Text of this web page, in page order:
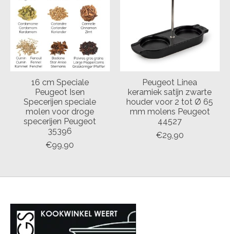
16 cm Speciale
Peugeot Isen
Specerijen speciale
molen voor droge
specerijen Peugeot
35396
€99,90
Peugeot Linea
keramiek satijn zwarte
houder voor 2 tot Ø 65
mm molens Peugeot
44527
€29,90